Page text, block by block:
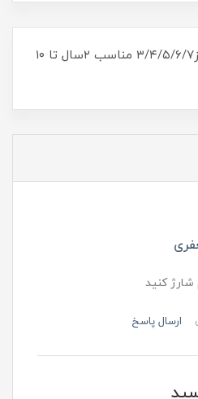
کراپ Future کد ۱۴۸۵سایز۳/۴/۵/۶/۷ مناسب ۲سال تا ۱۰
شارژ کنید
ارسال پاسخ